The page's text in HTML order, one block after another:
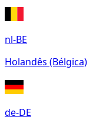
nl-BE
Holandês (Bélgica)
de-DE